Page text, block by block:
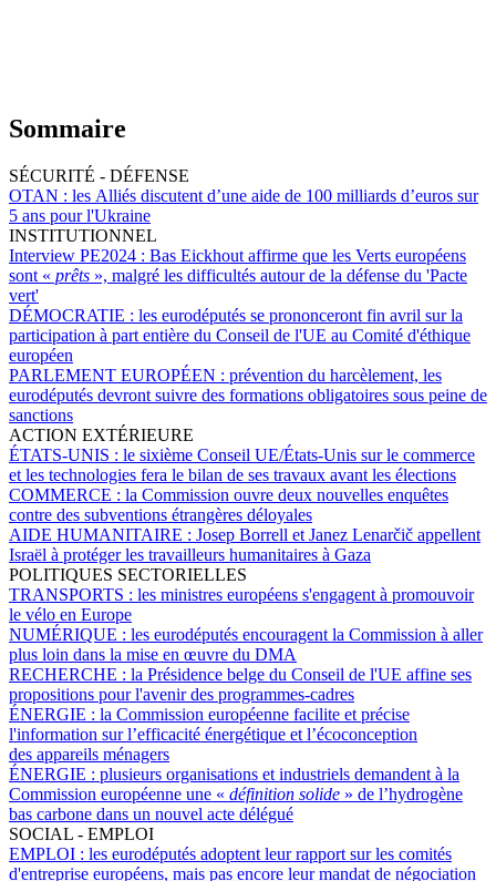
Sommaire
SÉCURITÉ - DÉFENSE
OTAN : les Alliés discutent d’une aide de 100 milliards d’euros sur
5 ans pour l'Ukraine
INSTITUTIONNEL
Interview PE2024 : Bas Eickhout affirme que les Verts européens
sont « prêts », malgré les difficultés autour de la défense du 'Pacte
vert'
DÉMOCRATIE : les eurodéputés se prononceront fin avril sur la
participation à part entière du Conseil de l'UE au Comité d'éthique
européen
PARLEMENT EUROPÉEN : prévention du harcèlement, les
eurodéputés devront suivre des formations obligatoires sous peine de
sanctions
ACTION EXTÉRIEURE
ÉTATS-UNIS : le sixième Conseil UE/États-Unis sur le commerce
et les technologies fera le bilan de ses travaux avant les élections
COMMERCE : la Commission ouvre deux nouvelles enquêtes
contre des subventions étrangères déloyales
AIDE HUMANITAIRE : Josep Borrell et Janez Lenarčič appellent
Israël à protéger les travailleurs humanitaires à Gaza
POLITIQUES SECTORIELLES
TRANSPORTS : les ministres européens s'engagent à promouvoir
le vélo en Europe
NUMÉRIQUE : les eurodéputés encouragent la Commission à aller
plus loin dans la mise en œuvre du DMA
RECHERCHE : la Présidence belge du Conseil de l'UE affine ses
propositions pour l'avenir des programmes-cadres
ÉNERGIE : la Commission européenne facilite et précise
l'information sur l’efficacité énergétique et l’écoconception
des appareils ménagers
ÉNERGIE : plusieurs organisations et industriels demandent à la
Commission européenne une « définition solide » de l’hydrogène
bas carbone dans un nouvel acte délégué
SOCIAL - EMPLOI
EMPLOI : les eurodéputés adoptent leur rapport sur les comités
d'entreprise européens, mais pas encore leur mandat de négociation